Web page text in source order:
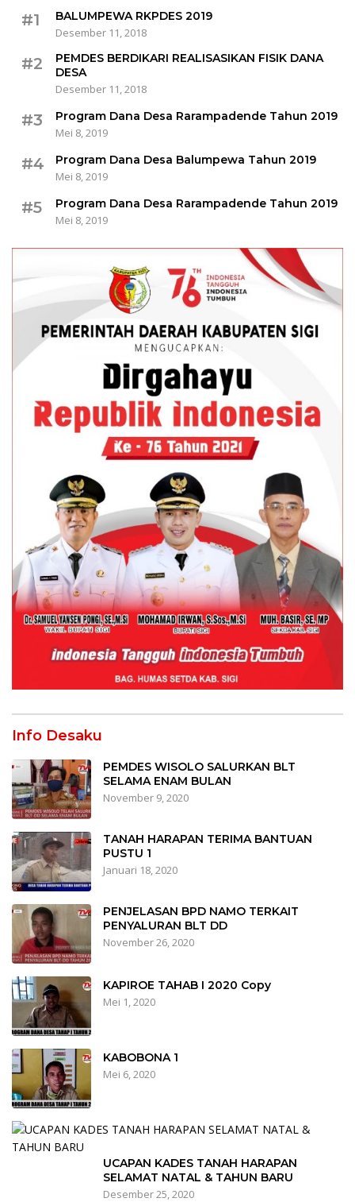
#1
BALUMPEWA RKPDES 2019
Desember 11, 2018
#2
PEMDES BERDIKARI REALISASIKAN FISIK DANA
DESA
Desember 11, 2018
#3
Program Dana Desa Rarampadende Tahun 2019
Mei 8, 2019
#4
Program Dana Desa Balumpewa Tahun 2019
Mei 8, 2019
#5
Program Dana Desa Rarampadende Tahun 2019
Mei 8, 2019
Info Desaku
PEMDES WISOLO SALURKAN BLT
SELAMA ENAM BULAN
November 9, 2020
TANAH HARAPAN TERIMA BANTUAN
PUSTU 1
Januari 18, 2020
PENJELASAN BPD NAMO TERKAIT
PENYALURAN BLT DD
November 26, 2020
KAPIROE TAHAB I 2020 Copy
Mei 1, 2020
KABOBONA 1
Mei 6, 2020
UCAPAN KADES TANAH HARAPAN
SELAMAT NATAL & TAHUN BARU
Desember 25, 2020